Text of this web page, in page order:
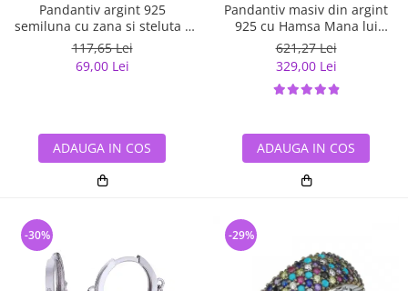
Pandantiv argint 925
semiluna cu zana si steluta -
Be Fantastic PSX0560
117,65 Lei
69,00 Lei
ADAUGA IN COS
Pandantiv masiv din argint
925 cu Hamsa Mana lui
Fatima
621,27 Lei
329,00 Lei
ADAUGA IN COS
-30% -29%